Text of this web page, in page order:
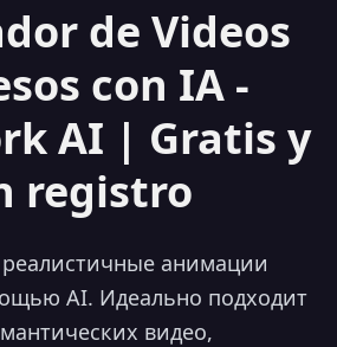
de Videos
con IA -
AI | Gratis y
registro
реалистичные анимации
AI. Идеально подходит
видео,